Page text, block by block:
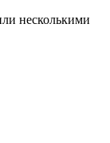
несколькими